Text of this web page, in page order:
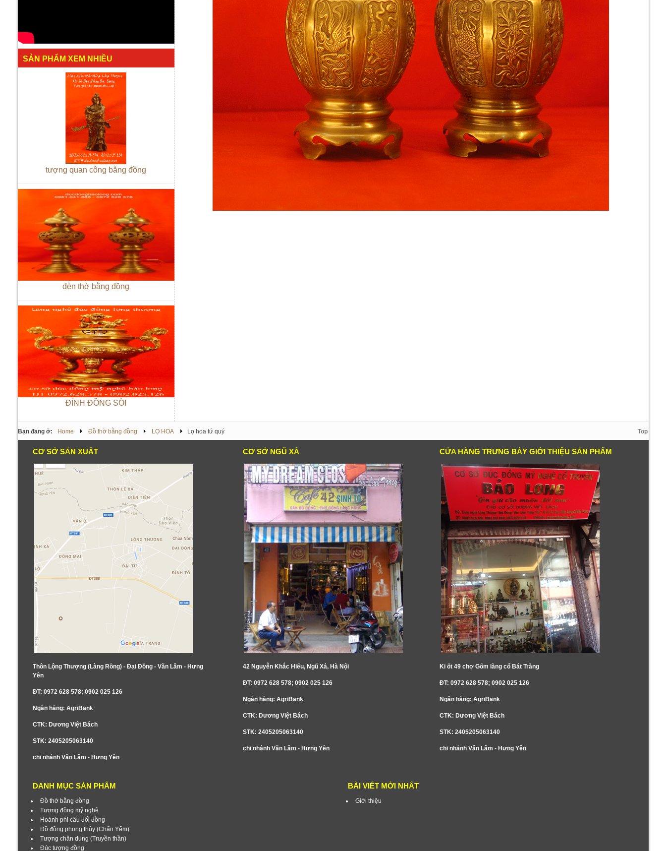
SẢN PHẨM XEM NHIỀU
tượng quan công bằng đồng
đèn thờ bằng đồng
ĐỈNH ĐỒNG SÒI
Bạn đang ở: Home Đồ thờ bằng đồng LỌ HOA Lọ hoa tứ quý Top
CƠ SỞ SẢN XUẤT
Thôn Lộng Thượng (Làng Rồng) - Đại Đồng - Văn Lâm - Hưng
Yên
ĐT: 0972 628 578; 0902 025 126
Ngân hàng: AgriBank
CTK: Dương Việt Bách
STK: 2405205063140
chi nhánh Văn Lâm - Hưng Yên
CƠ SỞ NGŨ XÁ
42 Nguyễn Khắc Hiếu, Ngũ Xá, Hà Nội
ĐT: 0972 628 578; 0902 025 126
Ngân hàng: AgriBank
CTK: Dương Việt Bách
STK: 2405205063140
chi nhánh Văn Lâm - Hưng Yên
CỬA HÀNG TRƯNG BÀY GIỚI THIỆU SẢN PHẨM
Ki ốt 49 chợ Gốm làng cổ Bát Tràng
ĐT: 0972 628 578; 0902 025 126
Ngân hàng: AgriBank
CTK: Dương Việt Bách
STK: 2405205063140
chi nhánh Văn Lâm - Hưng Yên
DANH MỤC SẢN PHẨM
Đồ thờ bằng đồng
Tượng đồng mỹ nghệ
Hoành phi câu đối đồng
Đồ đồng phong thủy (Chấn Yểm)
Tượng chân dung (Truyền thần)
Đúc tượng đồng
BÀI VIẾT MỚI NHẤT
Giới thiệu